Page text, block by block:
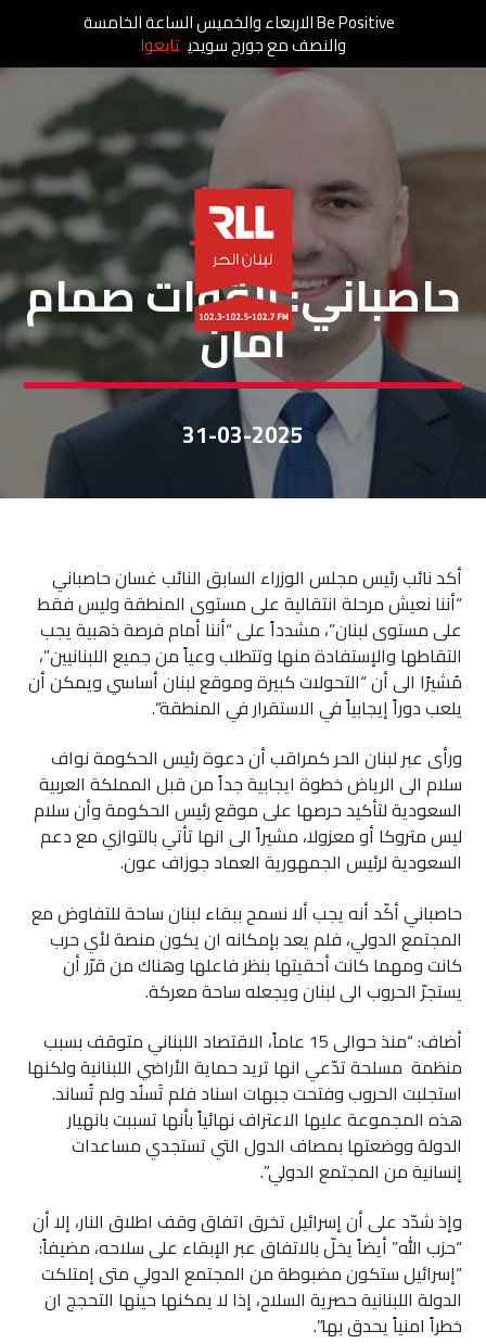
خاص لبنان الحر
حاصباني: القوات صمام
أمان
31-03-2025
أكد نائب رئيس مجلس الوزراء السابق النائب غسان حاصباني
“أننا نعيش مرحلة انتقالية على مستوى المنطقة وليس فقط
على مستوى لبنان”، مشدداً على “أننا أمام فرصة ذهبية يجب
التقاطها والإستفادة منها وتتطلب وعياً من جميع اللبنانيين”،
مُشيرًا الى أن “التحولات كبيرة وموقع لبنان أساسي ويمكن أن
يلعب دوراً إيجابياً في الاستقرار في المنطقة”.
ورأى عبر لبنان الحر كمراقب أن دعوة رئيس الحكومة نواف
سلام الى الرياض خطوة ايجابية جداً من قبل المملكة العربية
السعودية لتأكيد حرصها على موقع رئيس الحكومة وأن سلام
ليس متروكا أو معزولا، مشيراً الى انها تأتي بالتوازي مع دعم
السعودية لرئيس الجمهورية العماد جوزاف عون.
حاصباني أكّد أنه يجب ألا نسمح ببقاء لبنان ساحة للتفاوض مع
المجتمع الدولي، فلم يعد بإمكانه ان يكون منصة لأي حرب
كانت ومهما كانت أحقيتها بنظر فاعلها وهناك من قرّر أن
يستجرّ الحروب الى لبنان ويجعله ساحة معركة.
أضاف: “منذ حوالى 15 عاماً، الاقتصاد اللبناني متوقف بسبب
منظمة مسلحة تدّعي انها تريد حماية الأراضي اللبنانية ولكنها
استجلبت الحروب وفتحت جبهات اسناد فلم تَسنُد ولم تُساند.
هذه المجموعة عليها الاعتراف نهائياً بأنها تسببت بانهيار
الدولة ووضعتها بمصاف الدول التي تستجدي مساعدات
إنسانية من المجتمع الدولي”.
وإذ شدّد على أن إسرائيل تخرق اتفاق وقف اطلاق النار، إلا أن
“حزب الله” أيضاً يخلّ بالاتفاق عبر الإبقاء على سلاحه، مضيفاً:
“إسرائيل ستكون مضبوطة من المجتمع الدولي متى إمتلكت
الدولة اللبنانية حصرية السلاح، إذا لا يمكنها حينها التحجج ان
خطراً امنياً يحدق بها”.
Be Positive الاربعاء والخميس الساعة الخامسة
والنصف مع جورج سويدي تابعوا